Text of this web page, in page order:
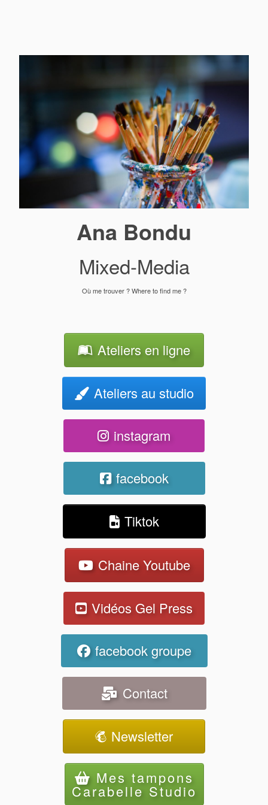
Ana Bondu
Mixed-Media
Où me trouver ? Where to find me ?
Ateliers en ligne
Ateliers au studio
instagram
facebook
Tiktok
Chaine Youtube
Vidéos Gel Press
facebook groupe
Contact
Newsletter
Mes tampons
Carabelle Studio